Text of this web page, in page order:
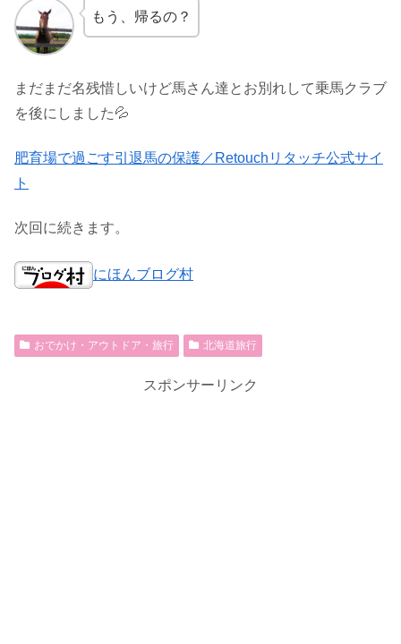
もう、帰るの？
まだまだ名残惜しいけど馬さん達とお別れして乗馬クラブ
を後にしました💦
肥育場で過ごす引退馬の保護／Retouchリタッチ公式サイ
ト
次回に続きます。
にほんブログ村
おでかけ・アウトドア・旅行 北海道旅行
スポンサーリンク